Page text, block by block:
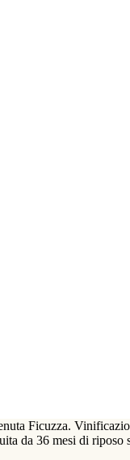
Ficuzza.
da 36 mesi di riposo